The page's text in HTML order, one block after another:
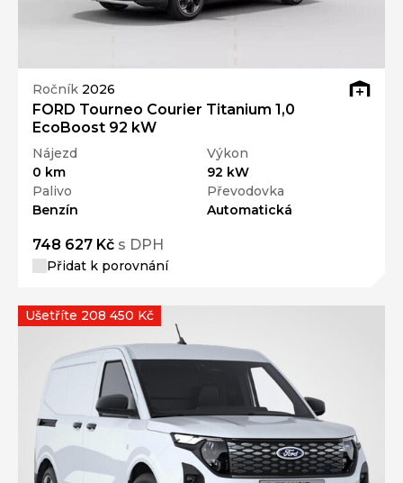
Ročník 2026
FORD Tourneo Courier Titanium 1,0
EcoBoost 92 kW
Nájezd
0 km
Výkon
92 kW
Palivo
Benzín
Převodovka
Automatická
748 627 Kč s DPH
Přidat k porovnání
Ušetříte 208 450 Kč